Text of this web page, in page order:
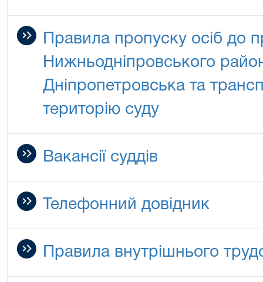
Правила пропуску осіб до
Нижньодніпровського
Дніпропетровська та
територію суду
Вакансії суддів
Телефонний довідник
Правила внутрішнього